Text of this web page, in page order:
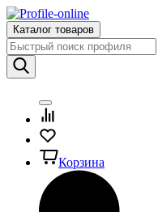
Каталог товаров
Корзина